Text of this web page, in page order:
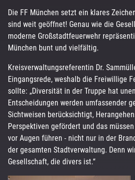
Die FF München setzt ein klares
sind weit geöffnet! Genau wie die
moderne Großstadtfeuerwehr
München bunt und vielfältig.
Kreisverwaltungsreferentin Dr.
Eingangsrede, weshalb die Freiwillige
sollte: „Diversität in der Truppe hat
Entscheidungen werden umfassender
Sichtweisen berücksichtigt,
Perspektiven gefördert und das
vor Augen führen - nicht nur in der
der gesamten Stadtverwaltung. Denn
Gesellschaft, die divers ist.“